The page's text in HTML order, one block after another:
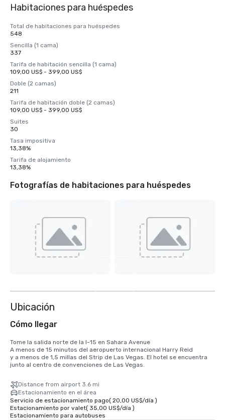
Habitaciones para huéspedes
Total de habitaciones para huéspedes
548
Sencilla (1 cama)
337
Tarifa de habitación sencilla (1 cama)
109,00 US$ - 399,00 US$
Doble (2 camas)
211
Tarifa de habitación doble (2 camas)
109,00 US$ - 399,00 US$
Suites
30
Tasa impositiva
13,38%
Tarifa de alojamiento
13,38%
Fotografías de habitaciones para huéspedes
Ubicación
Cómo llegar
Tome la salida norte de la I-15 en Sahara Avenue
A menos de 15 minutos del aeropuerto internacional Harry Reid
y a menos de 1,5 millas del Strip de Las Vegas. El hotel se encuentra
junto al centro de convenciones de Las Vegas.
Distance from airport 3.6 mi
Estacionamiento en el área
Servicio de estacionamiento pago( 20,00 US$/día )
Estacionamiento por valet( 35,00 US$/día )
Estacionamiento para autobuses